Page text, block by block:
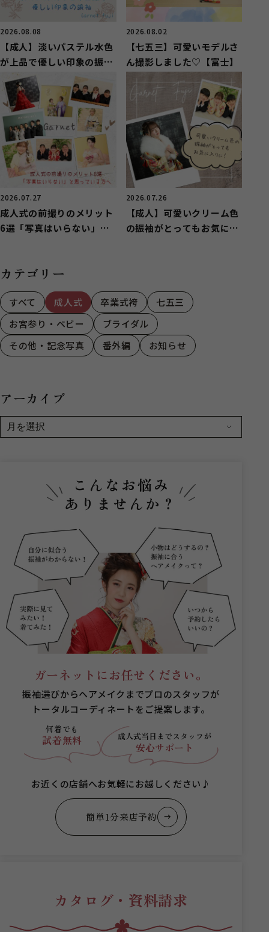
2026.08.08
【成人】淡いパステル水色
が上品で優しい印象の振袖
【富士市厚原】
2026.08.02
【七五三】可愛いモデルさ
ん撮影しました♡【富士】
2026.07.27
成人式の前撮りのメリット
6選「写真はいらない」と
2026.07.26
【成人】可愛いクリーム色
の振袖がとってもお気に入
カテゴリー
すべて 成人式 卒業式袴
七五三
お宮参り・ベビー
ブライダル
その他・記念写真
番外編 お知らせ
アーカイブ
こんなお悩み
ありませんか？
ガーネットにお任せください。
振袖選びからヘアメイクまでプロのスタッフが
トータルコーディネートをご提案します。
何着でも
試着無料 成人式当日までスタッフが
安心サポート
お近くの店舗へお気軽にお越しください♪
簡単1分来店予約
カタログ・資料請求